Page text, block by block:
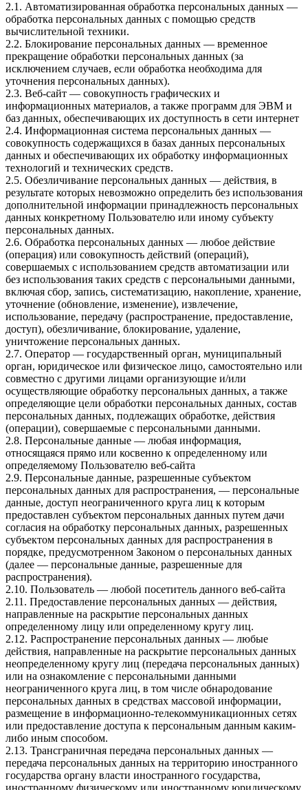
2.1. Автоматизированная обработка персональных данных —
обработка персональных данных с помощью средств
вычислительной техники.
2.2. Блокирование персональных данных — временное
прекращение обработки персональных данных (за
исключением случаев, если обработка необходима для
уточнения персональных данных).
2.3. Веб-сайт — совокупность графических и
информационных материалов, а также программ для ЭВМ и
баз данных, обеспечивающих их доступность в сети интернет
2.4. Информационная система персональных данных —
совокупность содержащихся в базах данных персональных
данных и обеспечивающих их обработку информационных
технологий и технических средств.
2.5. Обезличивание персональных данных — действия, в
результате которых невозможно определить без использования
дополнительной информации принадлежность персональных
данных конкретному Пользователю или иному субъекту
персональных данных.
2.6. Обработка персональных данных — любое действие
(операция) или совокупность действий (операций),
совершаемых с использованием средств автоматизации или
без использования таких средств с персональными данными,
включая сбор, запись, систематизацию, накопление, хранение,
уточнение (обновление, изменение), извлечение,
использование, передачу (распространение, предоставление,
доступ), обезличивание, блокирование, удаление,
уничтожение персональных данных.
2.7. Оператор — государственный орган, муниципальный
орган, юридическое или физическое лицо, самостоятельно или
совместно с другими лицами организующие и/или
осуществляющие обработку персональных данных, а также
определяющие цели обработки персональных данных, состав
персональных данных, подлежащих обработке, действия
(операции), совершаемые с персональными данными.
2.8. Персональные данные — любая информация,
относящаяся прямо или косвенно к определенному или
определяемому Пользователю веб-сайта
2.9. Персональные данные, разрешенные субъектом
персональных данных для распространения, — персональные
данные, доступ неограниченного круга лиц к которым
предоставлен субъектом персональных данных путем дачи
согласия на обработку персональных данных, разрешенных
субъектом персональных данных для распространения в
порядке, предусмотренном Законом о персональных данных
(далее — персональные данные, разрешенные для
распространения).
2.10. Пользователь — любой посетитель данного веб-сайта
2.11. Предоставление персональных данных — действия,
направленные на раскрытие персональных данных
определенному лицу или определенному кругу лиц.
2.12. Распространение персональных данных — любые
действия, направленные на раскрытие персональных данных
неопределенному кругу лиц (передача персональных данных)
или на ознакомление с персональными данными
неограниченного круга лиц, в том числе обнародование
персональных данных в средствах массовой информации,
размещение в информационно-телекоммуникационных сетях
или предоставление доступа к персональным данным каким-
либо иным способом.
2.13. Трансграничная передача персональных данных —
передача персональных данных на территорию иностранного
государства органу власти иностранного государства,